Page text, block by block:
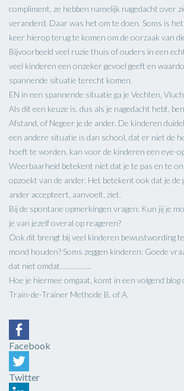
compliment, ze hebben namelijk nagedacht over
veranderd. Daar was het om te doen. Soms is
keer hierop terug te komen om de oorzaak van
Bijvoorbeeld veel ruzie thuis of ouders in een
veel kinderen een onzeker gevoel geeft en
spannende situatie terecht komen.
EN in een spannende situatie ga je Vechten,
Als dit een keuze is, dus als je nagedacht hebt,
Afstand, of Negeer je de ander. De kinderen
een andere situatie is dan school, dat er niet de
hoeft te worden, kan voor de kinderen een eye-
Weerbaarheid betekent niet dat je te pas en te
opzoekt van de ander. Het betekent ook dat je de
ander accepteert, aanvoelt, ziet.
Bij de spontane opmerkingen vragen: Kun jij je
je van jezelf overal op reageren?
Ook dit brengt bij veel kinderen bewustwording
mond houden? Soms zeggen kinderen: Goede
dat niet omdat…………….
Hoe je hiermee omgaat, komt in een volgend blog
Train-de-Trainer Methode B. of A.
Facebook
Twitter